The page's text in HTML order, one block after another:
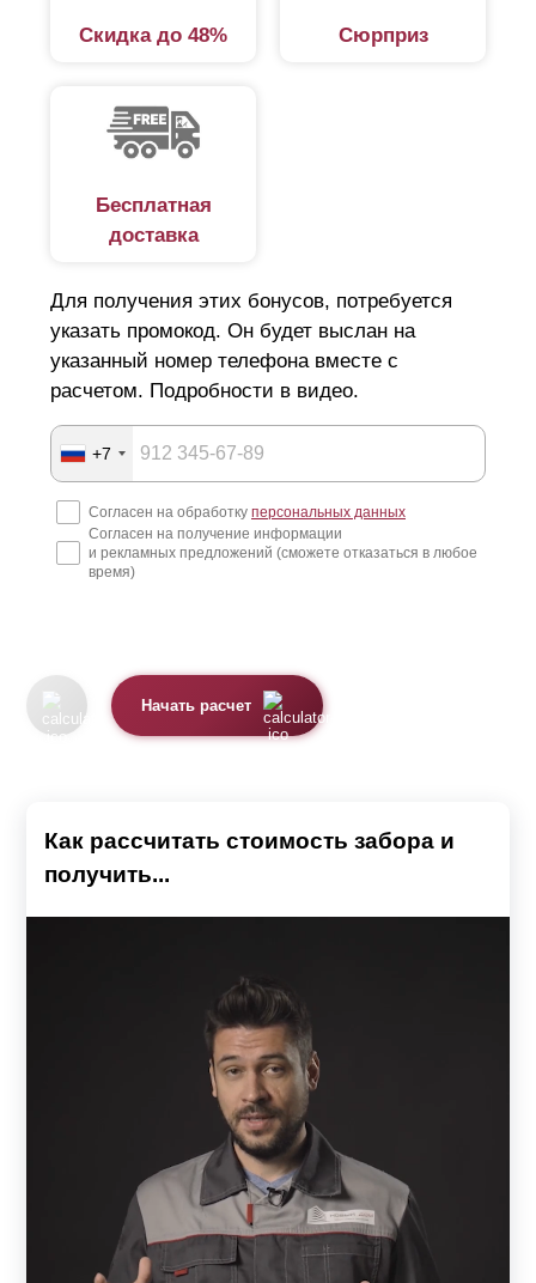
Скидка до 48% Сюрприз
Бесплатная
доставка
Для получения этих бонусов, потребуется
указать промокод. Он будет выслан на
указанный номер телефона вместе с
расчетом. Подробности в видео.
+7
Согласен на обработку персональных данных
Согласен на получение информации
и рекламных предложений (сможете отказаться в любое
время)
Начать расчет
Как рассчитать стоимость забора и
получить...